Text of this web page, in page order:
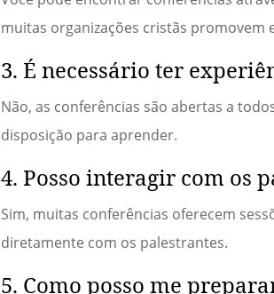
muitas organizações cristãs promovem
3. É necessário ter
Não, as conferências são abertas a
disposição para aprender.
4. Posso interagir com os
Sim, muitas conferências oferecem
diretamente com os palestrantes.
5. Como posso me